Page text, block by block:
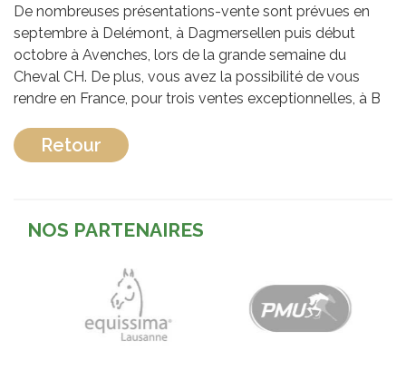
De nombreuses présentations-vente sont prévues en
septembre à Delémont, à Dagmersellen puis début
octobre à Avenches, lors de la grande semaine du
Cheval CH. De plus, vous avez la possibilité de vous
rendre en France, pour trois ventes exceptionnelles, à B
Retour
NOS PARTENAIRES